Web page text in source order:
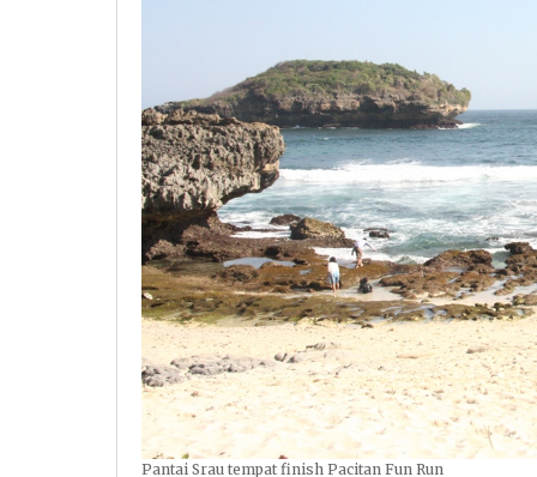
Pantai Srau tempat finish Pacitan Fun Run